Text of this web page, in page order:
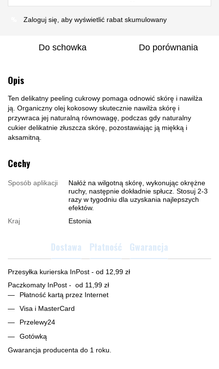
Zaloguj się , aby wyświetlić rabat skumulowany
Do schowka Do porównania
Opis
Ten delikatny peeling cukrowy pomaga odnowić skórę i nawilża
ją. Organiczny olej kokosowy skutecznie nawilża skórę i
przywraca jej naturalną równowagę, podczas gdy naturalny
cukier delikatnie złuszcza skórę, pozostawiając ją miękką i
aksamitną.
Cechy
Sposób aplikacji
Nałóż na wilgotną skórę, wykonując okrężne
ruchy, następnie dokładnie spłucz. Stosuj 2-3
razy w tygodniu dla uzyskania najlepszych
efektów.
Kraj
Estonia
Dostawa Płatność Gwarancja
Przesyłka kurierska InPost - od 12,99 zł
Paczkomaty InPost - od 11,99 zł
Płatność kartą przez Internet
Visa i MasterCard
Przelewy24
Gotówką
Gwarancja producenta do 1 roku.